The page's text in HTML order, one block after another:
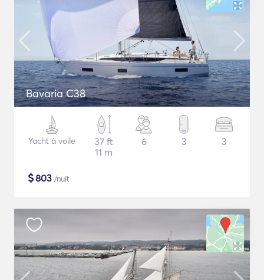
Bavaria C38
Yacht à voile
37 ft
11 m
6 3 3
$803 /nuit